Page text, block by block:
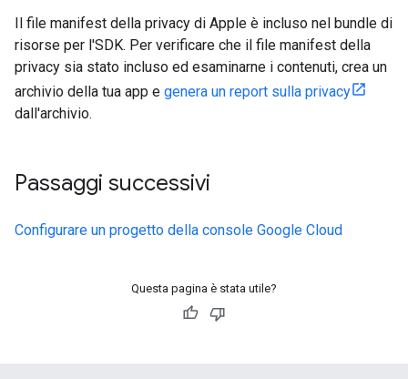
Il file manifest della privacy di Apple è incluso nel bundle di
risorse per l'SDK. Per verificare che il file manifest della
privacy sia stato incluso ed esaminarne i contenuti, crea un
archivio della tua app e genera un report sulla privacy
dall'archivio.
Passaggi successivi
Configurare un progetto della console Google Cloud
Questa pagina è stata utile?